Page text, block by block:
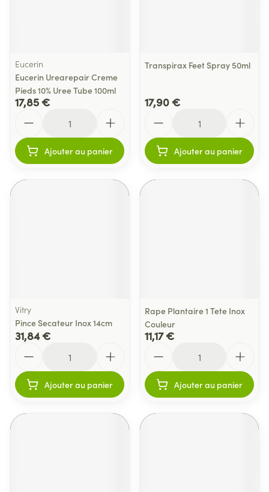
Eucerin
Eucerin Urearepair Creme
Pieds 10% Uree Tube 100ml
17,85 €
Ajouter au panier
Transpirax Feet Spray 50ml
17,90 €
Ajouter au panier
Vitry
Pince Secateur Inox 14cm
31,84 €
Ajouter au panier
Rape Plantaire 1 Tete Inox
Couleur
11,17 €
Ajouter au panier